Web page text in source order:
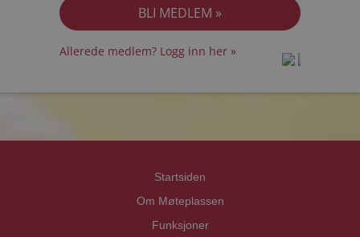
Allerede medlem? Logg inn her »
Startsiden
Om Møteplassen
Funksjoner